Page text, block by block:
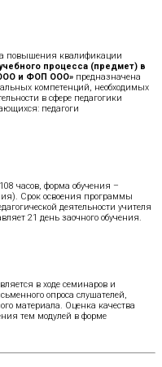
повышения квалификации
процесса (предмет) в
и ФОП ООО» предназначена
компетенций, необходимых
в сфере педагогики
педагоги
часов, форма обучения –
Срок освоения программы
деятельности учителя
21 день заочного обучения.
в ходе семинаров и
опроса слушателей,
материала. Оценка качества
тем модулей в форме